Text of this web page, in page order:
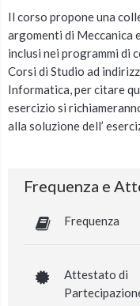
Il corso propone una
argomenti di Meccanica
inclusi nei programmi di
Corsi di Studio ad
Informatica, per citare
esercizio si
alla soluzione dell’
Frequenza e
Frequenza
Attestato di